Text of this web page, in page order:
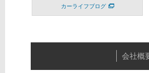
カーライフブログ
会社概